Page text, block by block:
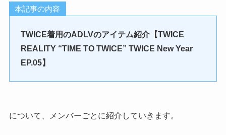
本記事の内容
TWICE着用のADLVのアイテム紹介【TWICE
REALITY “TIME TO TWICE” TWICE New Year
EP.05】
について、メンバーごとに紹介していきます。